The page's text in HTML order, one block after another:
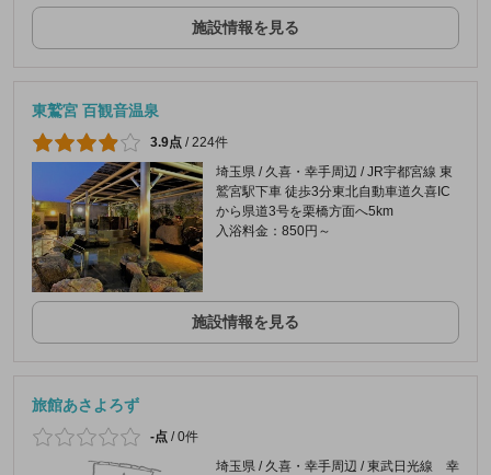
施設情報を見る
東鷲宮 百観音温泉
3.9点 / 224件
埼玉県 / 久喜・幸手周辺 / JR宇都宮線 東
鷲宮駅下車 徒歩3分東北自動車道久喜IC
から県道3号を栗橋方面へ5km
入浴料金：850円～
施設情報を見る
旅館あさよろず
-点 /0件
埼玉県 / 久喜・幸手周辺 / 東武日光線 幸